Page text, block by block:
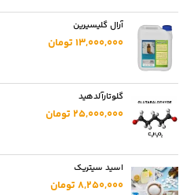
آرال گلیسیرین
13,000,000 تومان
گلوتارآلدهید
25,000,000 تومان
اسید سیتریک
8,250,000 تومان